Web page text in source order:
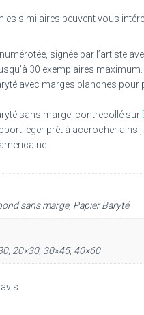
similaires peuvent vous
signée par l’artiste
30 exemplaires maximum.
avec marges blanches pour
sans marge, contrecollé sur
léger prêt à accrocher ainsi,
sans marge, Papier Baryté
20×30, 30×45, 40×60